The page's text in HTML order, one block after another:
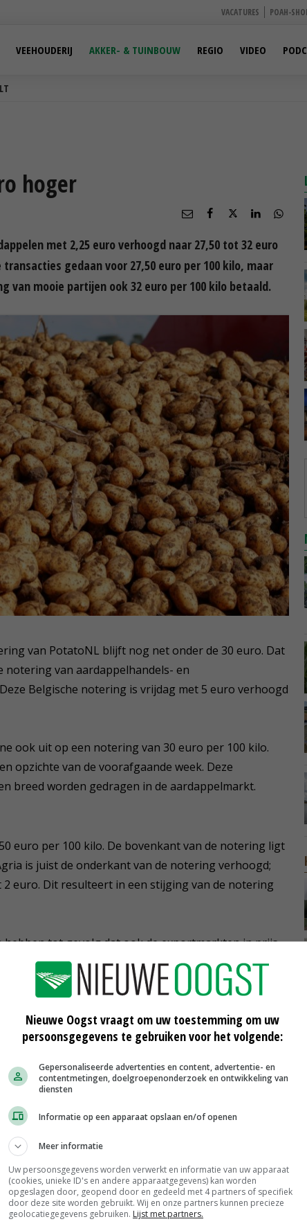
VACATURES POAH-
VEEHOUDERIJ AKKER- & TUINBOUW REGIO VIDEO
hoger
met 2,25 euro verhoogd naar 27,50 tot 32 euro
gedaan voor 27,50 euro per 100 kilo, maar
van mooie partijen ook 32 euro per 100 kilo betaald.
van PotatoNL blijft nog net onder de 30 euro. Dat
van aardappelhandels- en
Belgische notering is vrijdag met 5 euro verhoogd
ook uit op een notering van 30 euro per 100 kilo.
opzichte van de voorafgaande week. Deze
breed worden gedragen in de aardappelmarkt.
euro per 100 kilo. De bovenkant van de notering ligt
is juist de onderkant van de notering verhoogd;
euro. Dit resulteert in een stijging van de notering
tot gevolg dat ook de exportmarkten in prijs
de frites gaan, stijgen met 1,50 euro naar 24 tot 30
Nieuwe Oogst vraagt om uw toestemming om uw
persoonsgegevens te gebruiken voor het volgende:
Gepersonaliseerde advertenties en content, advertentie- en
contentmetingen, doelgroepenonderzoek en ontwikkeling van
diensten
Informatie op een apparaat opslaan en/of openen
Meer informatie
Uw persoonsgegevens worden verwerkt en informatie van uw apparaat
(cookies, unieke ID's en andere apparaatgegevens) kan worden
opgeslagen door, geopend door en gedeeld met 4 partners of specifiek
door deze site worden gebruikt. Wij en onze partners kunnen precieze
geolocatiegegevens gebruiken. Lijst met partners.